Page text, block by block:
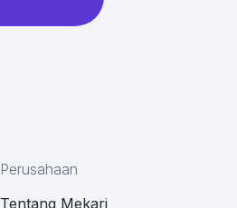
Perusahaan
Tentang Mekari